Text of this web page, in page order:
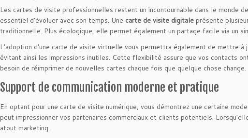
Les cartes de visite professionnelles restent un incontournable dans le monde
essentiel d’évoluer avec son temps. Une carte de visite digitale présente
traditionnelle. Plus écologique, elle permet également un partage facile via un
L’adoption d’une carte de visite virtuelle vous permettra également de mettre
évitant ainsi les impressions inutiles. Cette flexibilité assure que vos contacts
besoin de réimprimer de nouvelles cartes chaque fois que quelque chose change.
Support de communication moderne et pratique
En optant pour une carte de visite numérique, vous démontrez une certaine
peut impressionner vos partenaires commerciaux et clients potentiels.
atout marketing.